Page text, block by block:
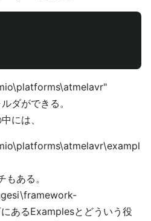
ダができる。
には、
ある。
あるExamplesとどういう役